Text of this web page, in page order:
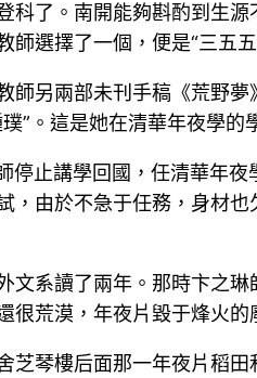
科了。南開能夠斟酌到生
選擇了一個，便是“三五五
師另兩部未刊手稿《荒野
”。這是她在清華年夜學的
停止講學回國，任清華年
，由於不急于任務，身材
文系讀了兩年。那時卞之
很荒漠，年夜片毀于烽火
芝琴樓后面那一年夜片稻